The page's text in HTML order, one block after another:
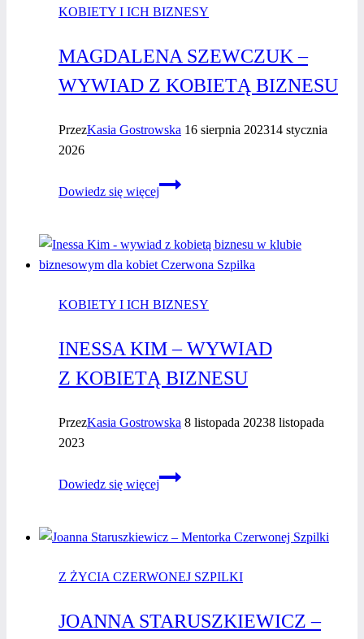
KOBIETY I ICH BIZNESY
MAGDALENA SZEWCZUK –
WYWIAD Z KOBIETĄ BIZNESU
PrzezKasia Gostrowska 16 sierpnia 202314 stycznia
2026
Dowiedz się więcej
Magdalena
wywiad
z kobietą
KOBIETY I ICH BIZNESY
INESSA KIM – WYWIAD
Z KOBIETĄ BIZNESU
PrzezKasia Gostrowska 8 listopada 20238 listopada
2023
Dowiedz się więcej
Inessa
wywiad
biznesu
Z ŻYCIA CZERWONEJ SZPILKI
JOANNA STARUSZKIEWICZ –